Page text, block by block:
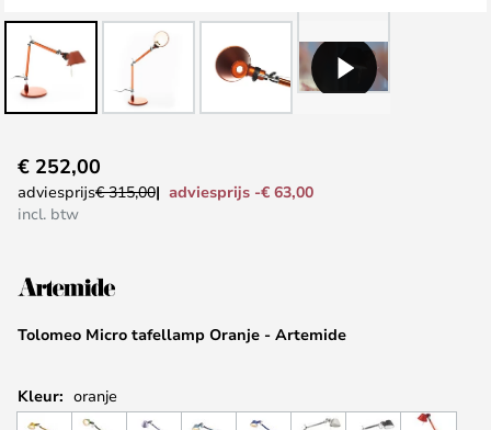
naar
het
de
gallerij
Tolomeo Micro tafellamp Oranje - Artemide
€ 252,00
adviesprijs€ 315,00
adviesprijs -€ 63,00
incl. btw
Kleur: oranje